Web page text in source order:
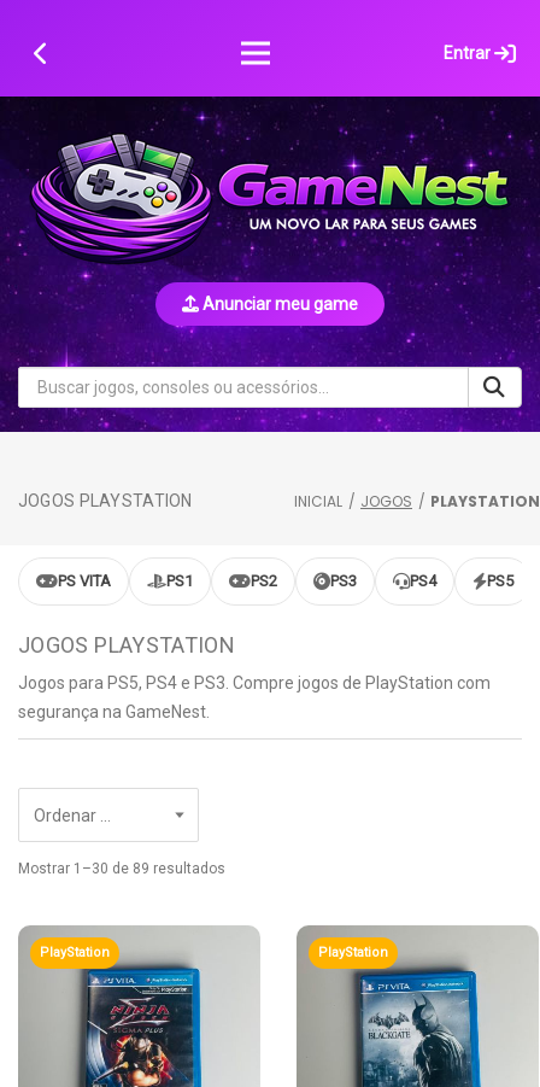
Entrar
Anunciar meu game
JOGOS PLAYSTATION INICIAL / JOGOS / PLAYSTATION
PS VITA PS1 PS2 PS3 PS4 PS5
JOGOS PLAYSTATION
Jogos para PS5, PS4 e PS3. Compre jogos de PlayStation com
segurança na GameNest.
Mostrar 1–30 de 89 resultados
PlayStation PlayStation